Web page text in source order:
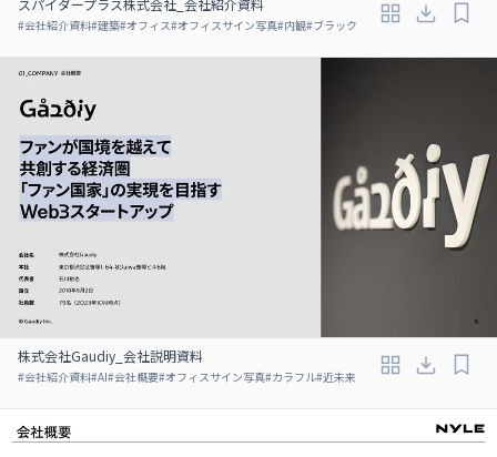
#会社紹介資料#建築#オフィス#オフィスサイン写真#内観#ブラック
株式会社Gaudiy_会社説明資料
#会社紹介資料#AI#会社概要#オフィスサイン写真#カラフル#近未来